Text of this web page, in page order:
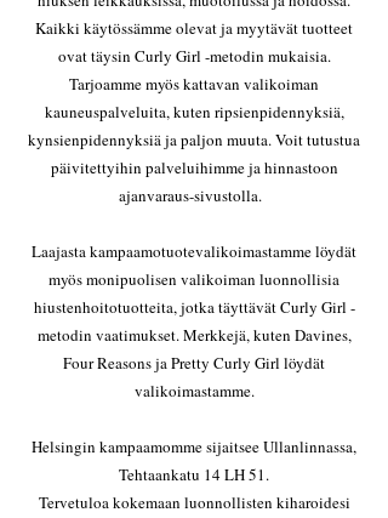
Kaikki käytössämme olevat ja myytävät tuotteet
ovat täysin Curly Girl -metodin mukaisia.
Tarjoamme myös kattavan valikoiman
kauneuspalveluita, kuten ripsienpidennyksiä,
kynsienpidennyksiä ja paljon muuta. Voit tutustua
päivitettyihin palveluihimme ja hinnastoon
ajanvaraus-sivustolla.
Laajasta kampaamotuotevalikoimastamme löydät
myös monipuolisen valikoiman luonnollisia
hiustenhoitotuotteita, jotka täyttävät Curly Girl -
metodin vaatimukset. Merkkejä, kuten Davines,
Four Reasons ja Pretty Curly Girl löydät
valikoimastamme.
Helsingin kampaamomme sijaitsee Ullanlinnassa,
Tehtaankatu 14 LH 51.
Tervetuloa kokemaan luonnollisten kiharoidesi